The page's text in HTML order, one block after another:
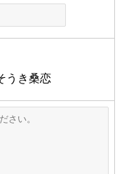
うき桑恋